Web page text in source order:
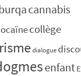
cannabis
collège
dialogue
enfant